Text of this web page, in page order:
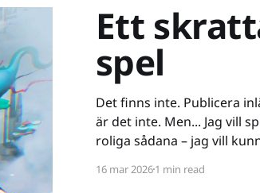
Ett
spel
Det finns inte. Publicera inlägg. Ok,
är det inte. Men... Jag vill spela komedispel,
roliga sådana – jag vill
antingen in sig på ett kiss
16 mar 20261 min read